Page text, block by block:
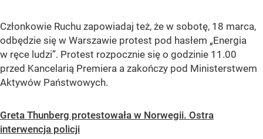
Członkowie Ruchu zapowiadaj też, że w sobotę, 18 marca,
odbędzie się w Warszawie protest pod hasłem „Energia
w ręce ludzi”. Protest rozpocznie się o godzinie 11.00
przed Kancelarią Premiera a zakończy pod Ministerstwem
Aktywów Państwowych.
Greta Thunberg protestowała w Norwegii. Ostra
interwencja policji